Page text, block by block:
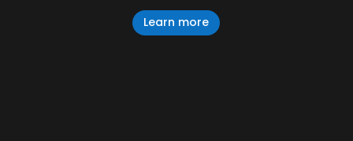
Learn more